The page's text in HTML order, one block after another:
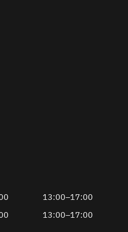
13:00–17:00
13:00–17:00